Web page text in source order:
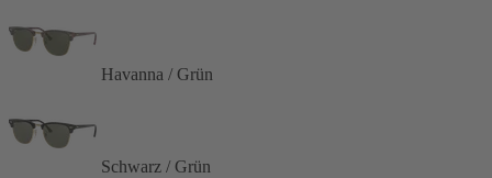
Havanna / Grün
Schwarz / Grün